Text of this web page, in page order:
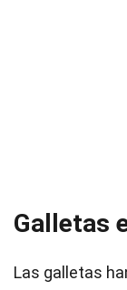
Galletas
Las galletas